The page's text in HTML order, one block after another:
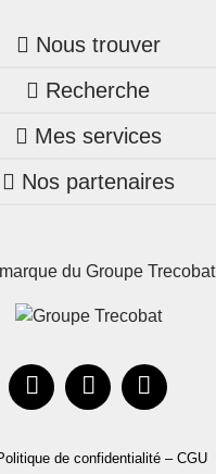
Nous trouver
Trouver une agence
Bretagne
Pays de la Loire
Occitanie
Recherche
Nos annonces
Maison + terrain
Mes services
Mon compte Trecobois
Parrainez un proche!
Nos partenaires
du Groupe Trecobat
de confidentialité – CGU